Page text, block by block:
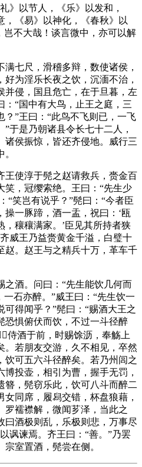
》以节人，《乐》以发和，
，《易》以神化，《春秋》以
岂不大哉！谈言微中，亦可以解
七尺，滑稽多辩，数使诸侯，
为淫乐长夜之饮，沉湎不治，
并侵，国且危亡，在于旦暮，左
：“国中有大鸟，止王之庭，三
”王曰：“此鸟不飞则已，一飞
于是乃朝诸县令长七十二人，
诸侯振惊，皆还齐侵地。威行三
王使淳于髡之赵请救兵，赍金百
笑，冠缨索绝。王曰：“先生少
“笑岂有说乎？”髡曰：“今者臣
操一豚蹄，酒一盂，祝曰：‘瓯
穰穰满家。’臣见其所持者狭
威王乃益赍黄金千溢，白璧十
赵。赵王与之精兵十万，革车千
之酒。问曰：“先生能饮几何而
石亦醉。”威王曰：“先生饮一
得闻乎？”髡曰：“赐酒大王之
恐惧俯伏而饮，不过一斗径醉
侍酒于前，时赐馀沥，奉觞上
。若朋友交游，久不相见，卒然
饮可五六斗径醉矣。若乃州闾之
投壶，相引为曹，握手无罚，
簪，髡窃乐此，饮可八斗而醉二
同席，履舄交错，杯盘狼藉，
罗襦襟解，微闻芗泽，当此之
曰酒极则乱，乐极则悲，万事尽
讽谏焉。齐王曰：“善。”乃罢
室置酒，髡尝在侧。